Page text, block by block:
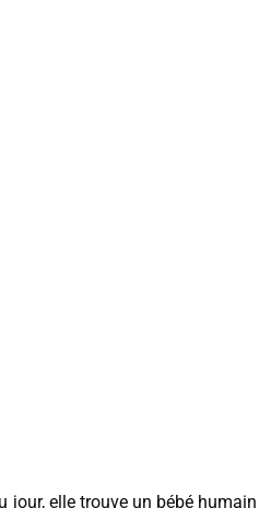
jour, elle trouve un bébé humain